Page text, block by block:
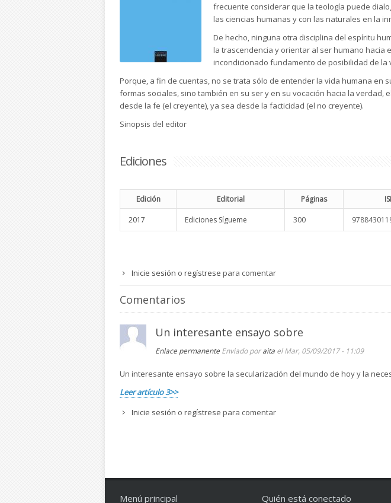
frecuente considerar que la teología puede
las ciencias humanas y con las naturales en la
De hecho, ninguna otra disciplina del espíritu
la trascendencia y orientar al ser humano hacia
incondicionado fundamento de posibilidad de la
Porque, a fin de cuentas, no se trata sólo de entender la vida humana en
formas sociales, sino también en su ser y en su vocación hacia la verdad,
desde la fe (el creyente), ya sea desde la facticidad (el no creyente).
Sinopsis del editor
Ediciones
Edición Editorial Páginas
2017 Ediciones Sígueme 300
Inicie sesión o regístrese para comentar
Comentarios
Un interesante ensayo sobre
Enlace permanente Enviado poraita el Mar, 05/09/2017 - 11:09
Un interesante ensayo sobre la secularización del mundo de hoy y la
Leer artículo 3>>
Inicie sesión o regístrese para comentar
Menú principal Quién está conectado